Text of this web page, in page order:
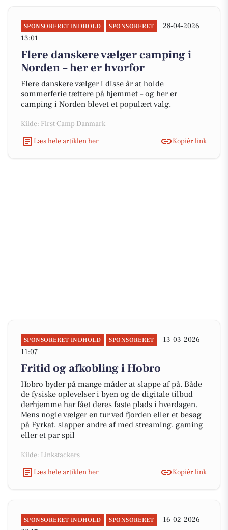
SPONSORERET INDHOLD SPONSORERET
28-04-2026
13:01
Flere danskere vælger camping i
Norden – her er hvorfor
Flere danskere vælger i disse år at holde
sommerferie tættere på hjemmet – og her er
camping i Norden blevet et populært valg.
Kilde: First Camp Danmark
Læs hele artiklen her
Kopiér link
SPONSORERET INDHOLD SPONSORERET
13-03-2026
11:07
Fritid og afkobling i Hobro
Hobro byder på mange måder at slappe af på. Både
de fysiske oplevelser i byen og de digitale tilbud
derhjemme har fået deres faste plads i hverdagen.
Mens nogle vælger en tur ved fjorden eller et besøg
på Fyrkat, slapper andre af med streaming, gaming
eller et par spil
Kilde: Linkstackers
Læs hele artiklen her
Kopiér link
SPONSORERET INDHOLD SPONSORERET
16-02-2026